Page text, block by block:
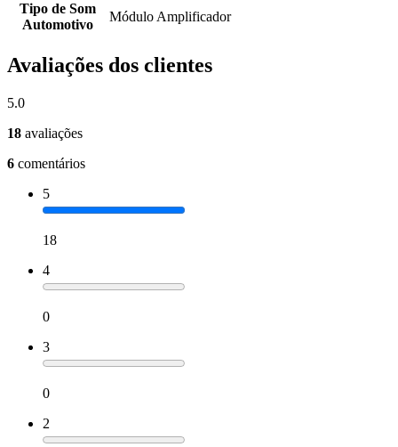
Tipo de Som
Automotivo
Módulo Amplificador
Avaliações dos clientes
5.0
18 avaliações
6 comentários
5
18
4
0
3
0
2